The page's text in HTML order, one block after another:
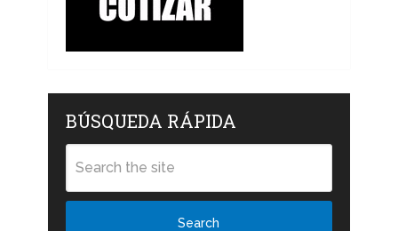
BÚSQUEDA RÁPIDA
Search